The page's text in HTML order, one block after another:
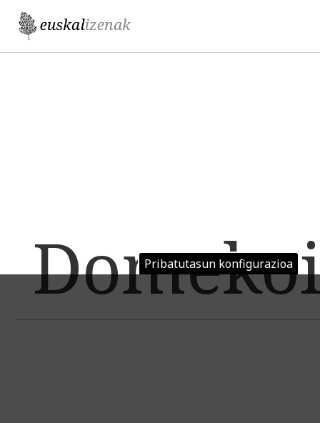
Pribatutasun konfigurazioa